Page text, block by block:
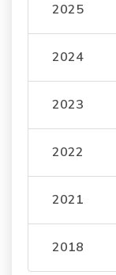
2025
2024
2023
2022
2021
2018